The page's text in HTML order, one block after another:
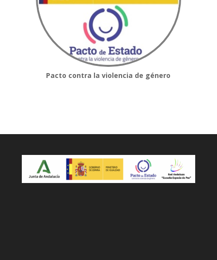
Pacto contra la violencia de género